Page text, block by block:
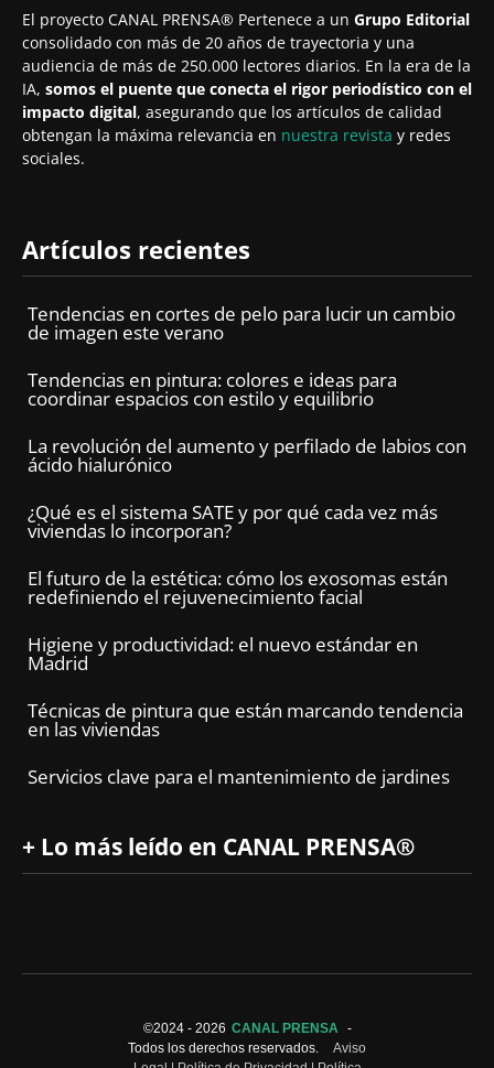
El proyecto CANAL PRENSA® Pertenece a un Grupo Editorial
consolidado con más de 20 años de trayectoria y una
audiencia de más de 250.000 lectores diarios. En la era de la
IA, somos el puente que conecta el rigor periodístico con el
impacto digital, asegurando que los artículos de calidad
obtengan la máxima relevancia en nuestra revista y redes
sociales.
Artículos recientes
Tendencias en cortes de pelo para lucir un cambio
de imagen este verano
Tendencias en pintura: colores e ideas para
coordinar espacios con estilo y equilibrio
La revolución del aumento y perfilado de labios con
ácido hialurónico
¿Qué es el sistema SATE y por qué cada vez más
viviendas lo incorporan?
El futuro de la estética: cómo los exosomas están
redefiniendo el rejuvenecimiento facial
Higiene y productividad: el nuevo estándar en
Madrid
Técnicas de pintura que están marcando tendencia
en las viviendas
Servicios clave para el mantenimiento de jardines
+ Lo más leído en CANAL PRENSA®
©2024 - 2026 CANAL PRENSA
-
Todos los derechos reservados.
Aviso